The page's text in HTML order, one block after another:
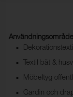
Dekorationstextil
Textil båt &
Möbeltyg
Gardin och